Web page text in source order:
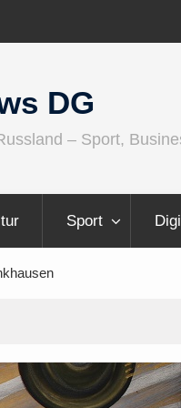
DG
– Sport,
Sport